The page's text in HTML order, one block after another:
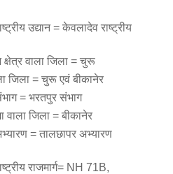
उद्यान = केवलादेव राष्ट्रीय
वाला जिला = चुरू
जिला = चुरू एवं बीकानेर
= भरतपुर संभाग
वाला जिला = बीकानेर
= तालछापर अभ्यारण
राजमार्ग= NH 71B,